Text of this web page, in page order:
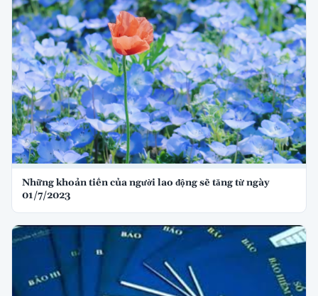
Những khoản tiền của người lao động sẽ tăng từ ngày
01/7/2023